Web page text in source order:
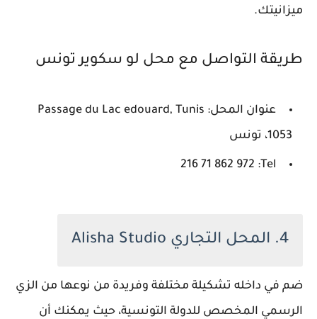
ميزانيتك.
طريقة التواصل مع محل لو سكوير تونس
عنوان المحل: Passage du Lac edouard, Tunis
1053، تونس
Tel: ‏‪216 71 862 972‬‏
4. المحل التجاري Alisha Studio
ضم في داخله تشكيلة مختلفة وفريدة من نوعها من الزي
الرسمي المخصص للدولة التونسية، حيث يمكنك أن